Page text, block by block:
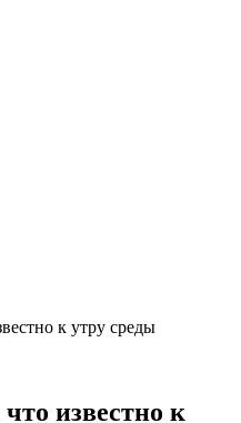
к утру среды
известно к